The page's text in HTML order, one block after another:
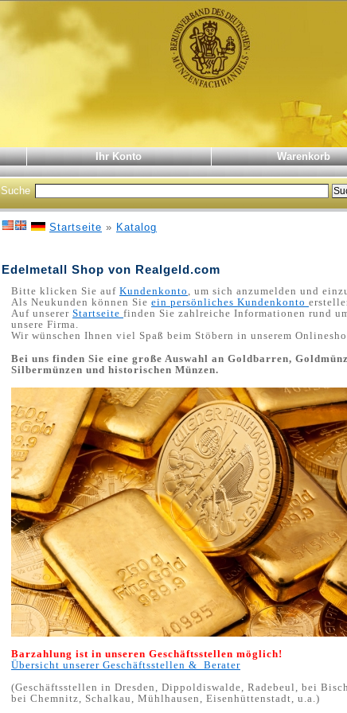
Ihr Konto Warenkorb
Suche
Startseite » Katalog
Edelmetall Shop von Realgeld.com
Bitte klicken Sie auf Kundenkonto , um sich anzumelden und
Als Neukunden können Sie ein persönliches Kundenkonto
Auf unserer Startseite finden Sie zahlreiche Informationen rund
unsere Firma.
Wir wünschen Ihnen viel Spaß beim Stöbern in unserem
Bei uns finden Sie eine große Auswahl an Goldbarren,
Silbermünzen und historischen Münzen.
Barzahlung ist in unseren Geschäftsstellen möglich!
Übersicht unserer Geschäftsstellen & Berater
(Geschäftsstellen in Dresden, Dippoldiswalde, Radebeul, bei
bei Chemnitz, Schalkau, Mühlhausen, Eisenhüttenstadt, u.a.)